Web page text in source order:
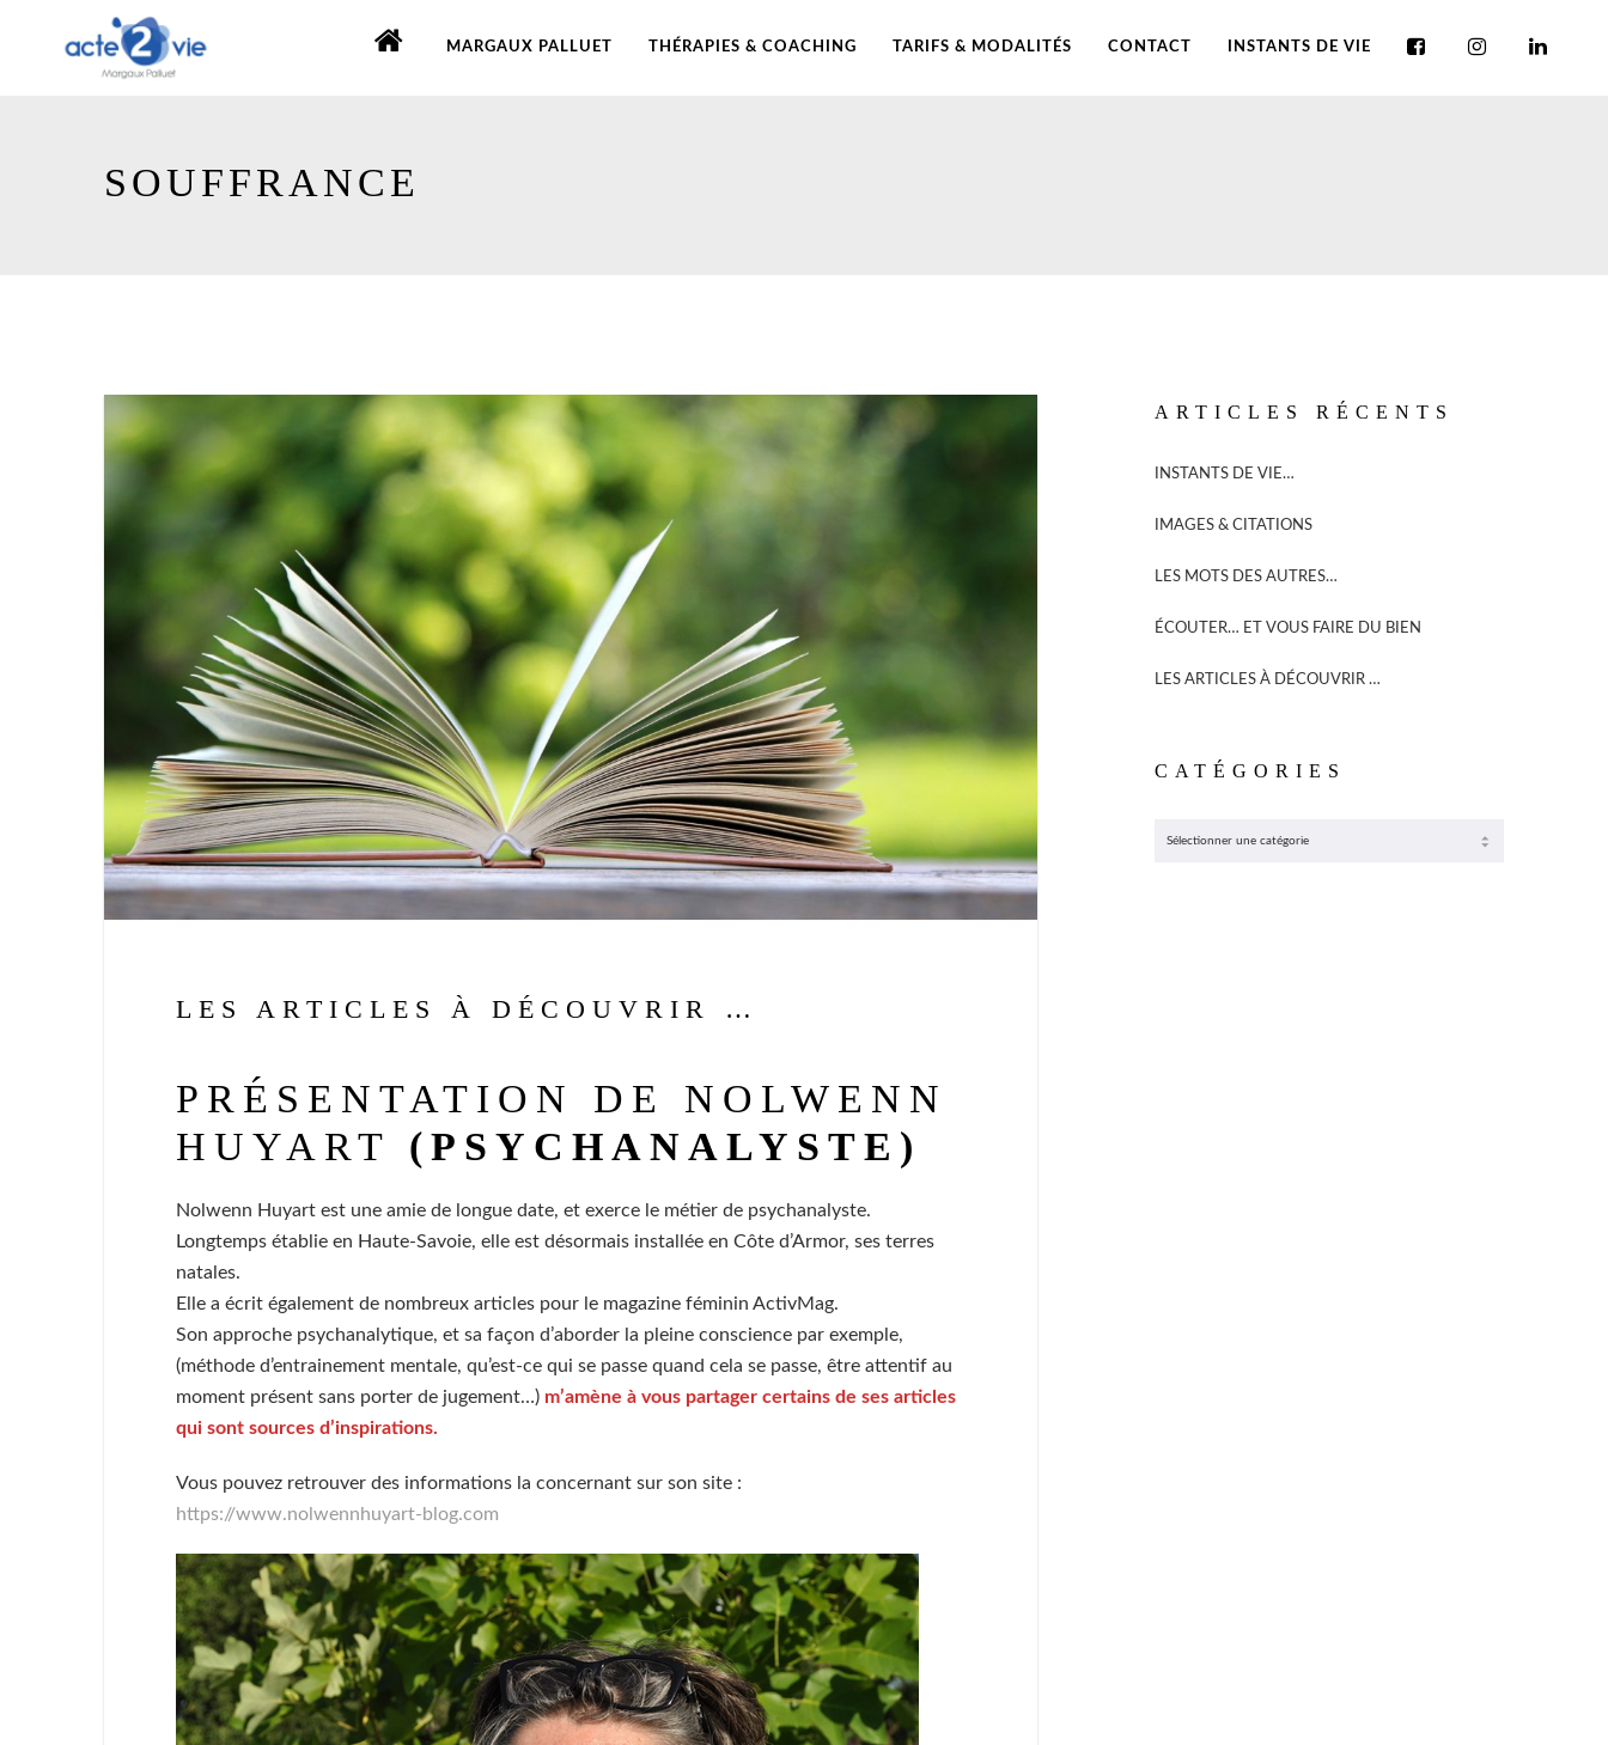
MARGAUX PALLUET THÉRAPIES & COACHING TARIFS & MODALITÉS CONTACT INSTANTS DE VIE
SOUFFRANCE
LES ARTICLES À DÉCOUVRIR …
PRÉSENTATION DE NOLWENN
HUYART (PSYCHANALYSTE)
Nolwenn Huyart est une amie de longue date, et exerce le métier de psychanalyste.
Longtemps établie en Haute-Savoie, elle est désormais installée en Côte d’Armor, ses terres
natales.
Elle a écrit également de nombreux articles pour le magazine féminin ActivMag.
Son approche psychanalytique, et sa façon d’aborder la pleine conscience par exemple,
(méthode d’entrainement mentale, qu’est-ce qui se passe quand cela se passe, être attentif au
moment présent sans porter de jugement…) m’amène à vous partager certains de ses articles
qui sont sources d’inspirations.
Vous pouvez retrouver des informations la concernant sur son site :
https://www.nolwennhuyart-blog.com
ARTICLES RÉCENTS
INSTANTS DE VIE…
IMAGES & CITATIONS
LES MOTS DES AUTRES…
ÉCOUTER… ET VOUS FAIRE DU BIEN
LES ARTICLES À DÉCOUVRIR …
CATÉGORIES